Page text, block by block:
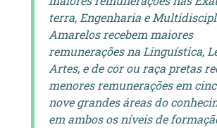
terra, Engenharia e
Amarelos recebem maiores
remunerações na Linguística,
Artes, e de cor ou raça pretas
menores remunerações em
nove grandes áreas do
em ambos os níveis de